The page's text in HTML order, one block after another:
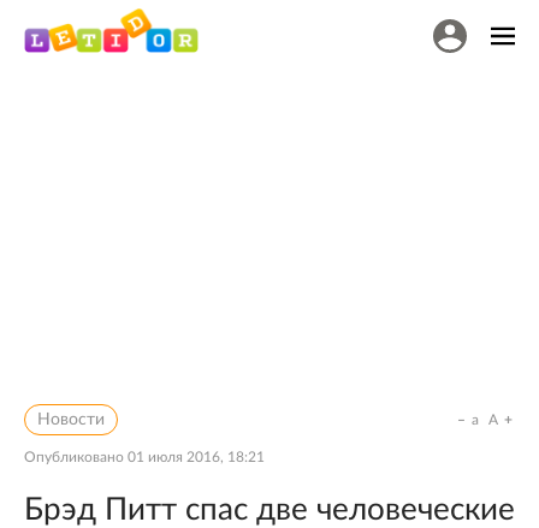
Новости
Опубликовано 01 июля 2016, 18:21
a A
Брэд Питт спас две человеческие